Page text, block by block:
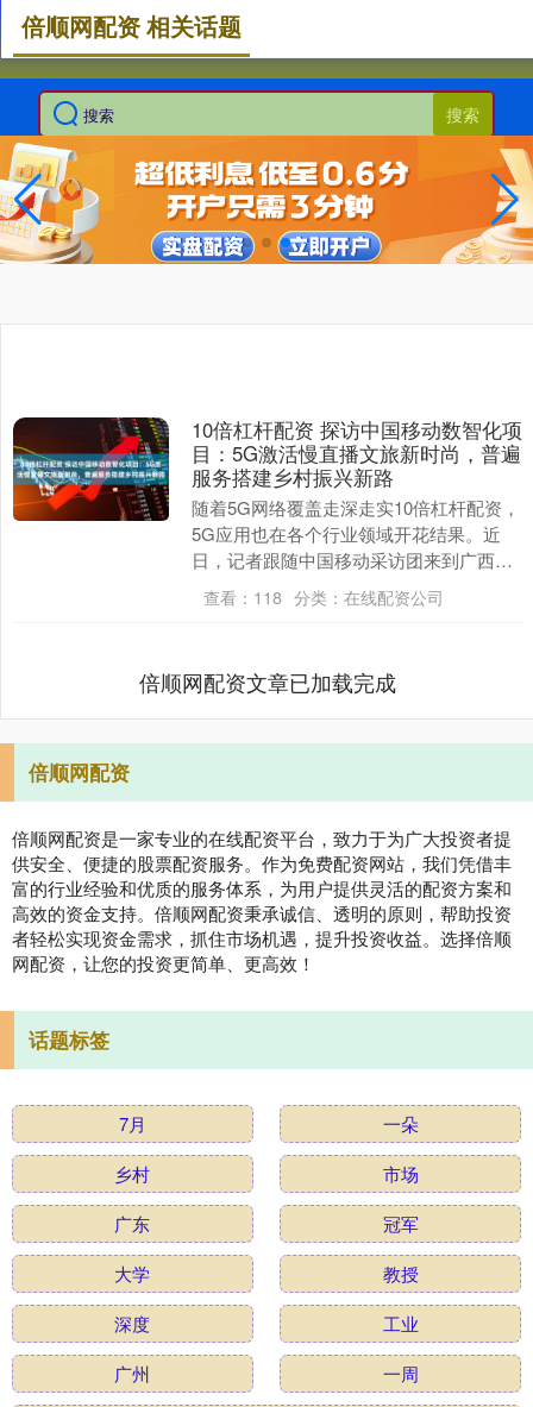
搜索
倍顺网配资 相关话题
10倍杠杆配资 探访中国移动数智化项
目：5G激活慢直播文旅新时尚，普遍
服务搭建乡村振兴新路
随着5G网络覆盖走深走实10倍杠杆配资，
5G应用也在各个行业领域开花结果。近
日，记者跟随中国移动采访团来到广西桂
林及防城港等多地，探访5G+智慧文旅及
5G数智兴....
查看： 118 分类： 在线配资公司
倍顺网配资文章已加载完成
倍顺网配资
倍顺网配资是一家专业的在线配资平台，致力于为广大投资者提
供安全、便捷的股票配资服务。作为免费配资网站，我们凭借丰
富的行业经验和优质的服务体系，为用户提供灵活的配资方案和
高效的资金支持。倍顺网配资秉承诚信、透明的原则，帮助投资
者轻松实现资金需求，抓住市场机遇，提升投资收益。选择倍顺
网配资，让您的投资更简单、更高效！
话题标签
7月
一朵
乡村
市场
广东
冠军
大学
教授
深度
工业
广州
一周